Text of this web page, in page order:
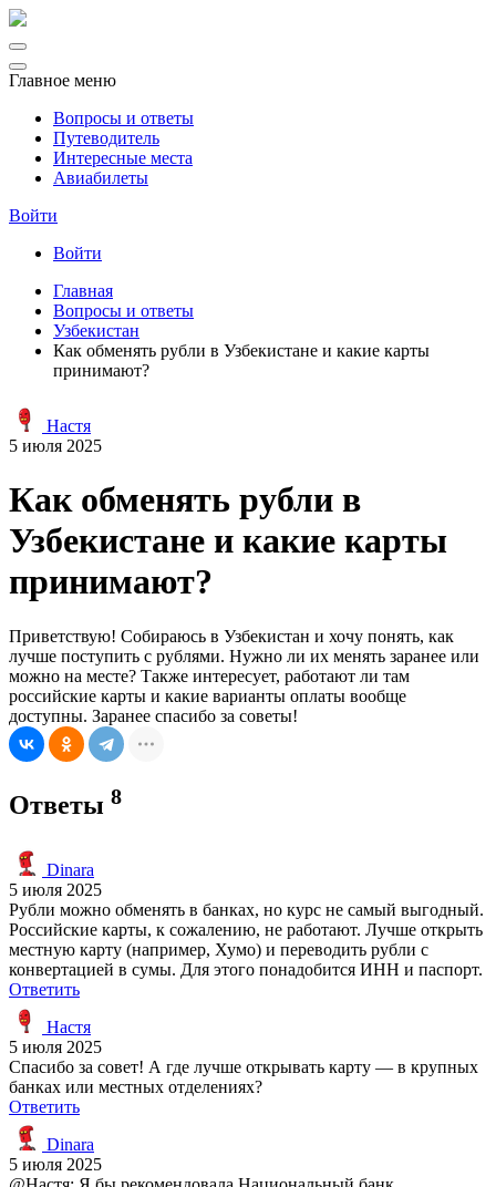
Главное меню
Вопросы и ответы
Путеводитель
Интересные места
Авиабилеты
Войти
Войти
Главная
Вопросы и ответы
Узбекистан
Как обменять рубли в Узбекистане и какие карты
принимают?
Настя
5 июля 2025
Как обменять рубли в
Узбекистане и какие карты
принимают?
Приветствую! Собираюсь в Узбекистан и хочу понять, как
лучше поступить с рублями. Нужно ли их менять заранее или
можно на месте? Также интересует, работают ли там
российские карты и какие варианты оплаты вообще
доступны. Заранее спасибо за советы!
Ответы 8
Dinara
5 июля 2025
Рубли можно обменять в банках, но курс не самый выгодный.
Российские карты, к сожалению, не работают. Лучше открыть
местную карту (например, Хумо) и переводить рубли с
конвертацией в сумы. Для этого понадобится ИНН и паспорт.
Ответить
Настя
5 июля 2025
Спасибо за совет! А где лучше открывать карту — в крупных
банках или местных отделениях?
Ответить
Dinara
5 июля 2025